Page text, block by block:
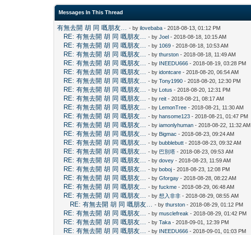
Messages In This Thread
有無去開 胡 同 嘅朋友… - byilovebaba - 2018-08-13, 01:12 PM
RE: 有無去開 胡 同 嘅朋友… - byJoel - 2018-08-18, 10:15 AM
RE: 有無去開 胡 同 嘅朋友… - by 1069 - 2018-08-18, 10:53 AM
RE: 有無去開 胡 同 嘅朋友… - bythurston - 2018-08-18, 11:49 AM
RE: 有無去開 胡 同 嘅朋友… - by INEEDU666 - 2018-08-19, 03:28 PM
RE: 有無去開 胡 同 嘅朋友… - byidontcare - 2018-08-20, 06:54 AM
RE: 有無去開 胡 同 嘅朋友… - byTony1990 - 2018-08-20, 12:30 PM
RE: 有無去開 胡 同 嘅朋友… - by Lotus - 2018-08-20, 12:31 PM
RE: 有無去開 胡 同 嘅朋友… - byreit - 2018-08-21, 08:17 AM
RE: 有無去開 胡 同 嘅朋友… - by LemonTree - 2018-08-21, 11:30 AM
RE: 有無去開 胡 同 嘅朋友… - byhansome123 - 2018-08-21, 01:47 PM
RE: 有無去開 胡 同 嘅朋友… - byiamonlyhuman - 2018-08-22, 11:32 AM
RE: 有無去開 胡 同 嘅朋友… - by Bigmac - 2018-08-23, 09:24 AM
RE: 有無去開 胡 同 嘅朋友… - bybubblebutt - 2018-08-23, 09:32 AM
RE: 有無去開 胡 同 嘅朋友… - by 巴別塔 - 2018-08-23, 09:53 AM
RE: 有無去開 胡 同 嘅朋友… - bydovey - 2018-08-23, 11:59 AM
RE: 有無去開 胡 同 嘅朋友… - byboboj - 2018-08-23, 12:08 PM
RE: 有無去開 胡 同 嘅朋友… - byGforgay - 2018-08-28, 08:22 AM
RE: 有無去開 胡 同 嘅朋友… - byfuckme - 2018-08-29, 06:48 AM
RE: 有無去開 胡 同 嘅朋友… - by想入非非 - 2018-08-29, 08:55 AM
RE: 有無去開 胡 同 嘅朋友… - bythurston - 2018-08-29, 01:12 PM
RE: 有無去開 胡 同 嘅朋友… - bymusclefreak - 2018-08-29, 01:42 PM
RE: 有無去開 胡 同 嘅朋友… - byTaka - 2018-09-01, 12:39 PM
RE: 有無去開 胡 同 嘅朋友… - by INEEDU666 - 2018-09-01, 01:03 PM